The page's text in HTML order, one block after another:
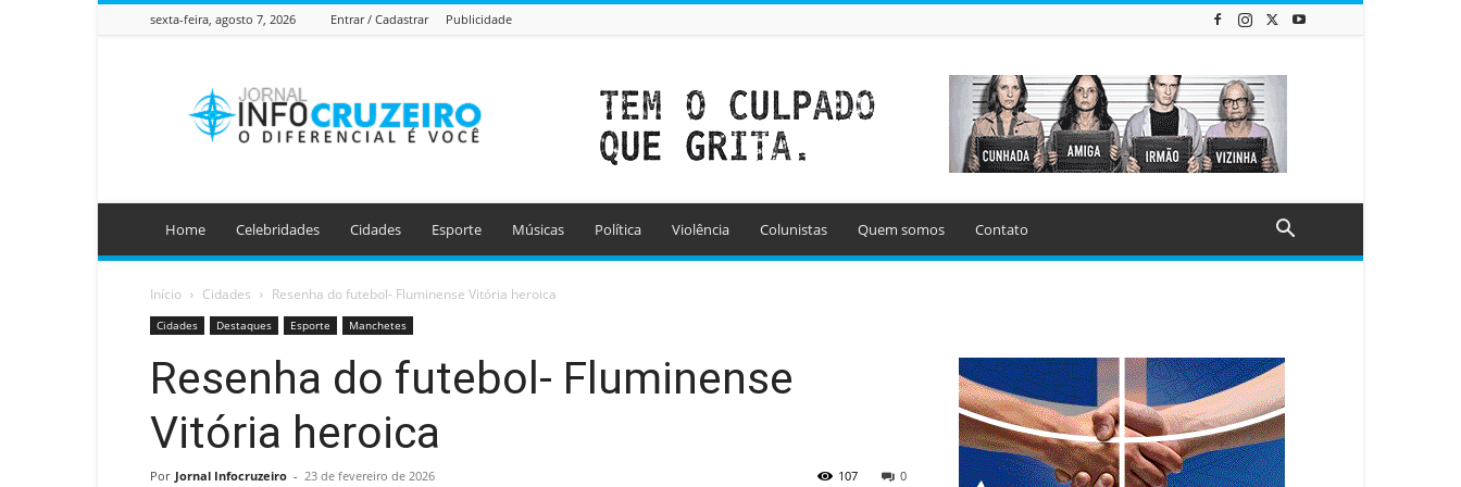
sexta-feira, agosto 7, 2026 Entrar / Cadastrar Publicidade
Info
Cruzeiro
Home Celebridades Cidades Esporte Músicas Política Violência Colunistas Quem somos Contato
Início Cidades Resenha do futebol- Fluminense Vitória heroica
Cidades Destaques Esporte Manchetes
Resenha do futebol- Fluminense
Vitória heroica
Por Jornal Infocruzeiro - 23 de fevereiro de 2026 0
107